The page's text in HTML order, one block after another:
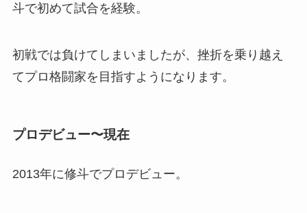
斗で初めて試合を経験。
初戦では負けてしまいましたが、挫折を乗り越え
てプロ格闘家を目指すようになります。
プロデビュー〜現在
2013年に修斗でプロデビュー。